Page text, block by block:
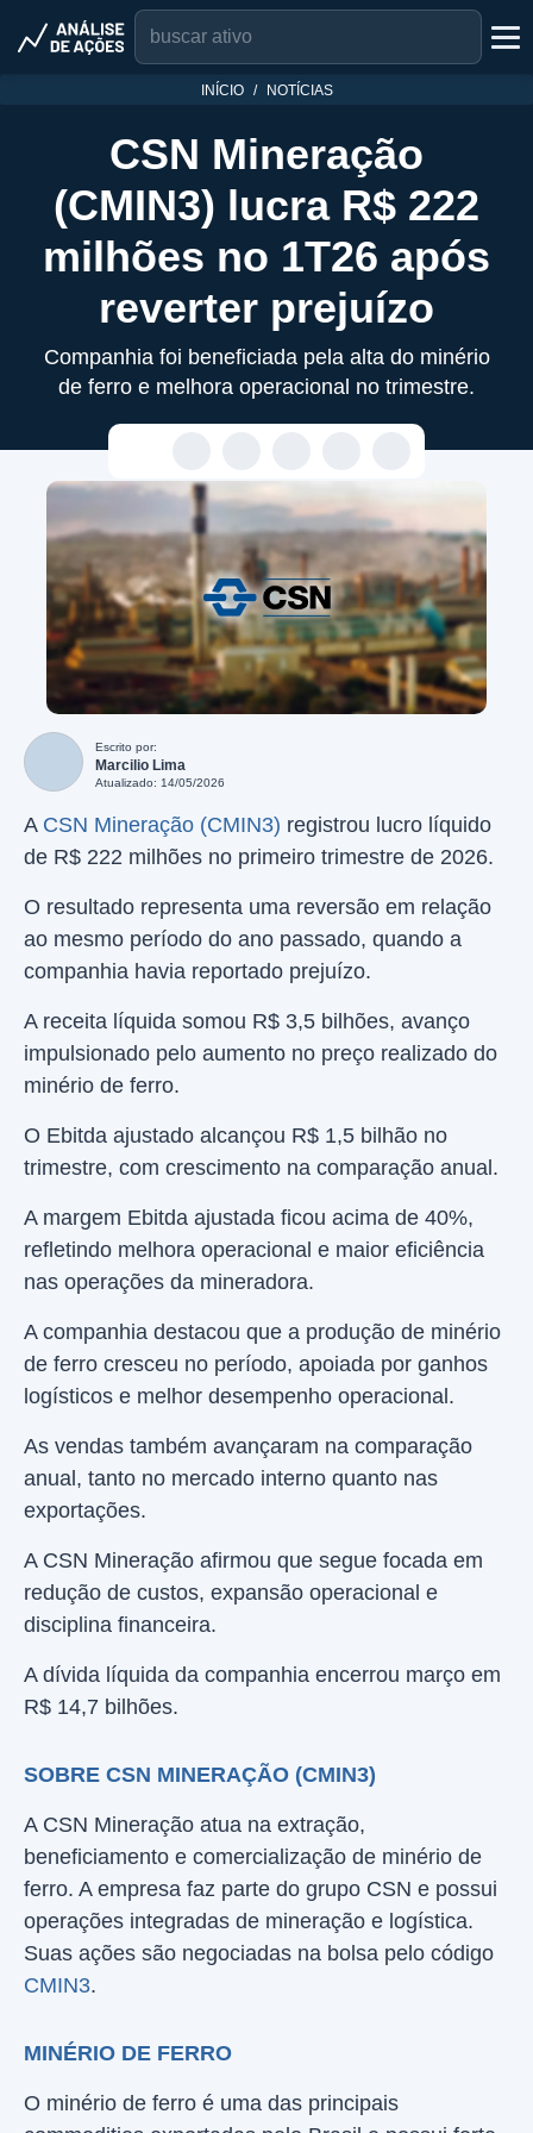
INÍCIO NOTÍCIAS
CSN Mineração
(CMIN3) lucra R$ 222
milhões no 1T26 após
reverter prejuízo
Companhia foi beneficiada pela alta do minério
de ferro e melhora operacional no trimestre.
Escrito por:
Marcilio Lima
Atualizado: 14/05/2026
A CSN Mineração (CMIN3) registrou lucro líquido
de R$ 222 milhões no primeiro trimestre de 2026.
O resultado representa uma reversão em relação
ao mesmo período do ano passado, quando a
companhia havia reportado prejuízo.
A receita líquida somou R$ 3,5 bilhões, avanço
impulsionado pelo aumento no preço realizado do
minério de ferro.
O Ebitda ajustado alcançou R$ 1,5 bilhão no
trimestre, com crescimento na comparação anual.
A margem Ebitda ajustada ficou acima de 40%,
refletindo melhora operacional e maior eficiência
nas operações da mineradora.
A companhia destacou que a produção de minério
de ferro cresceu no período, apoiada por ganhos
logísticos e melhor desempenho operacional.
As vendas também avançaram na comparação
anual, tanto no mercado interno quanto nas
exportações.
A CSN Mineração afirmou que segue focada em
redução de custos, expansão operacional e
disciplina financeira.
A dívida líquida da companhia encerrou março em
R$ 14,7 bilhões.
SOBRE CSN MINERAÇÃO (CMIN3)
A CSN Mineração atua na extração,
beneficiamento e comercialização de minério de
ferro. A empresa faz parte do grupo CSN e possui
operações integradas de mineração e logística.
Suas ações são negociadas na bolsa pelo código
CMIN3.
MINÉRIO DE FERRO
O minério de ferro é uma das principais